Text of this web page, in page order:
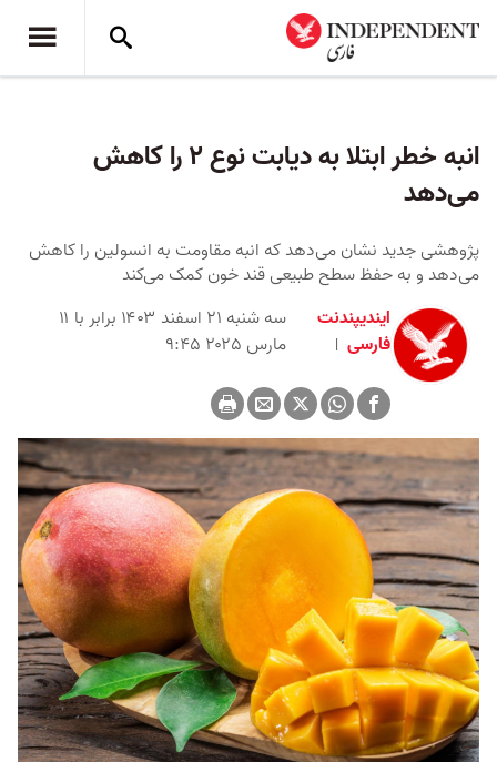
انبه خطر ابتلا به دیابت نوع ۲ را کاهش
می‌دهد
پژوهشی جدید نشان می‌دهد که انبه مقاومت به انسولین را کاهش
می‌دهد و به حفظ سطح طبیعی قند خون کمک می‌کند
ایندیپندنت
فارسی
سه شنبه ۲۱ اسفند ۱۴۰۳ برابر با ۱۱
مارس ۲۰۲۵ ۹:۴۵